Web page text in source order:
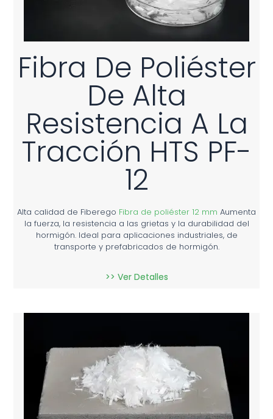
Fibra De Poliéster
De Alta
Resistencia A La
Tracción HTS PF-
12
Alta calidad de Fiberego Fibra de poliéster 12 mm Aumenta
la fuerza, la resistencia a las grietas y la durabilidad del
hormigón. Ideal para aplicaciones industriales, de
transporte y prefabricados de hormigón.
>> Ver Detalles